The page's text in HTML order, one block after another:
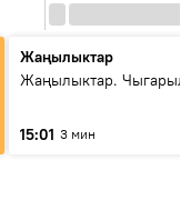
Жаңылыктар
Жаңылыктар.
15:01 3 мин